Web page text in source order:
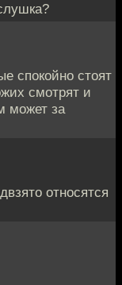
спокойно стоят
смотрят и
может за
относятся